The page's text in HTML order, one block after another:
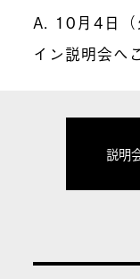
A. 10月4日（
イン説明会へ
説明